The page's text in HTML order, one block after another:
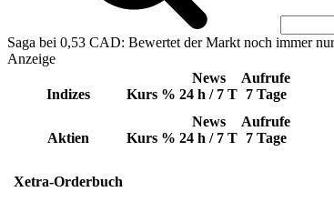
Saga bei 0,53 CAD: Bewertet der Markt noch immer
Anzeige
Indizes Kurs %
News
24 h / 7 T
Aufrufe
7 Tage
Aktien Kurs %
News
24 h / 7 T
Aufrufe
7 Tage
Xetra-Orderbuch